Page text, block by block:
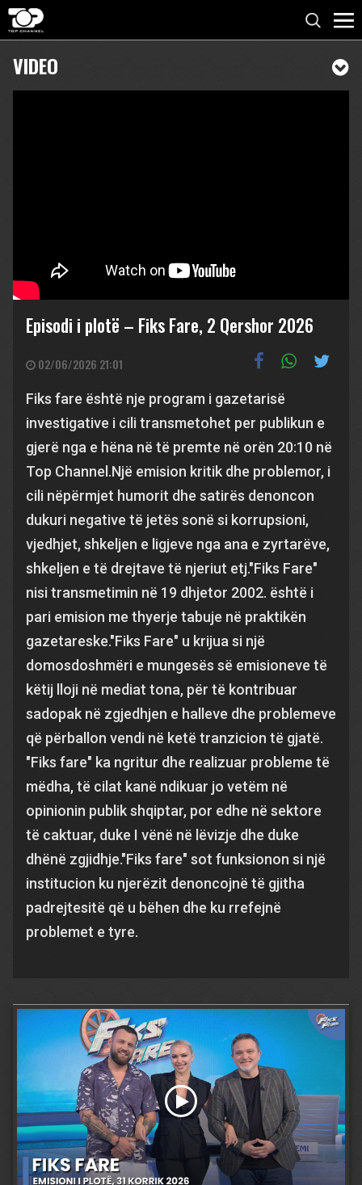
VIDEO
Episodi i plotë – Fiks Fare, 2 Qershor 2026
02/06/2026 21:01
Fiks fare është nje program i gazetarisë
investigative i cili transmetohet per publikun e
gjerë nga e hëna në të premte në orën 20:10 në
Top Channel.Një emision kritik dhe problemor, i
cili nëpërmjet humorit dhe satirës denoncon
dukuri negative të jetës sonë si korrupsioni,
vjedhjet, shkeljen e ligjeve nga ana e zyrtarëve,
shkeljen e të drejtave të njeriut etj."Fiks Fare"
nisi transmetimin në 19 dhjetor 2002. është i
pari emision me thyerje tabuje në praktikën
gazetareske."Fiks Fare" u krijua si një
domosdoshmëri e mungesës së emisioneve të
këtij lloji në mediat tona, për të kontribuar
sadopak në zgjedhjen e halleve dhe problemeve
që përballon vendi në ketë tranzicion të gjatë.
"Fiks fare" ka ngritur dhe realizuar probleme të
mëdha, të cilat kanë ndikuar jo vetëm në
opinionin publik shqiptar, por edhe në sektore
të caktuar, duke I vënë në lëvizje dhe duke
dhënë zgjidhje."Fiks fare" sot funksionon si një
institucion ku njerëzit denoncojnë të gjitha
padrejtesitë që u bëhen dhe ku rrefejnë
problemet e tyre.